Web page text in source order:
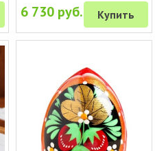
6 730 руб. Купить